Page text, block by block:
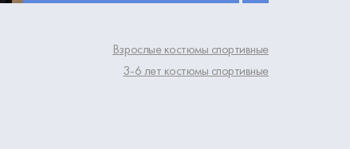
Взрослые костюмы спортивные
3-6 лет костюмы спортивные